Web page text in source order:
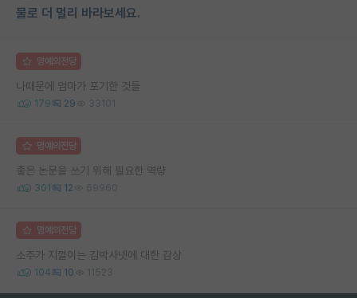
물로 더 멀리 바라보세요.
명예의전당
나때문에 엄마가 포기한 것들
179 29 33101
명예의전당
좋은 논문을 쓰기 위해 필요한 역량
301 12 69960
명예의전당
소주가 지껄이는 김박사넷에 대한 감상
104 10 11523